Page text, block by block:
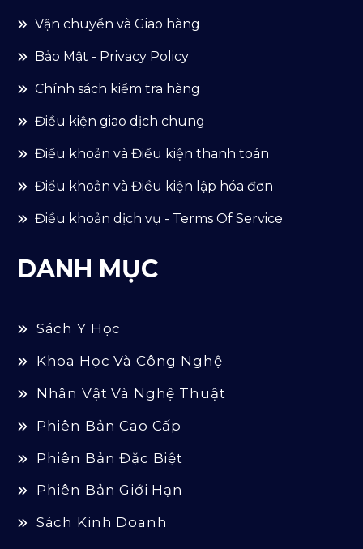
Vận chuyển và Giao hàng
Bảo Mật - Privacy Policy
Chính sách kiểm tra hàng
Điều kiện giao dịch chung
Điều khoản và Điều kiện thanh toán
Điểu khoản và Điều kiện lập hóa đơn
Điều khoản dịch vụ - Terms Of Service
DANH MỤC
Sách Y Học
Khoa Học Và Công Nghệ
Nhân Vật Và Nghệ Thuật
Phiên Bản Cao Cấp
Phiên Bản Đặc Biệt
Phiên Bản Giới Hạn
Sách Kinh Doanh